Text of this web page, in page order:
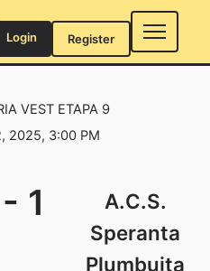
Login Register
VEST ETAPA 9
2025, 3:00 PM
- 1
A.C.S.
Speranta
Plumbuita